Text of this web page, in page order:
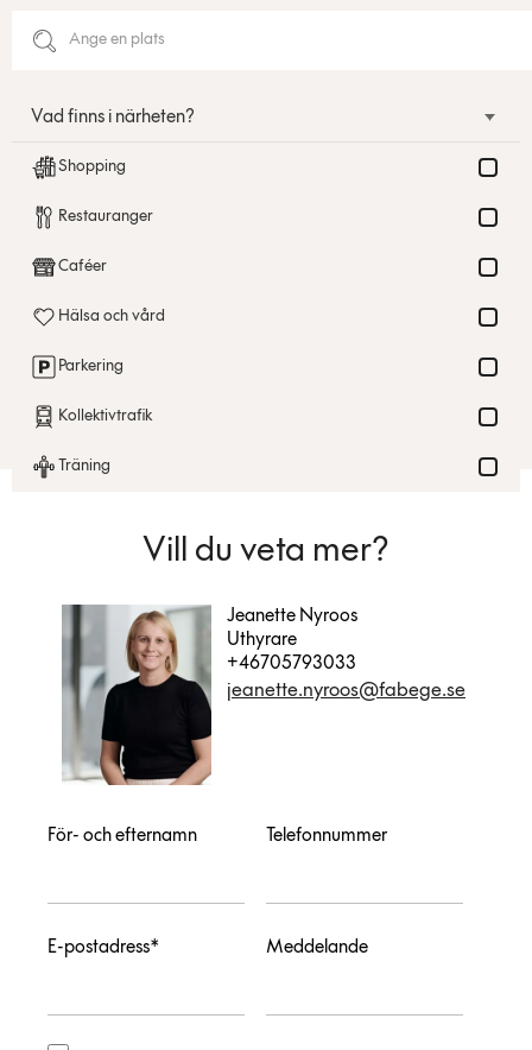
Vad finns i närheten?
Shopping
Restauranger
Caféer
Hälsa och vård
Parkering
Kollektivtrafik
Träning
Vill du veta mer?
Jeanette Nyroos
Uthyrare
+46705793033
jeanette.nyroos@fabege.se
För- och efternamn Telefonnummer
E-postadress* Meddelande